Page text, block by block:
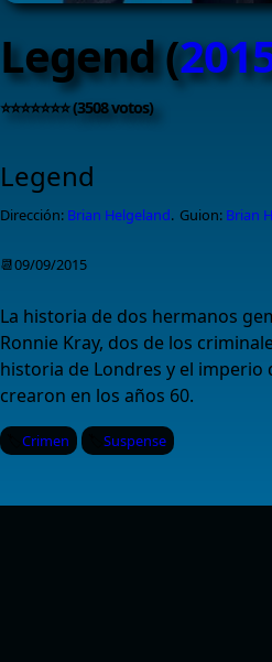
Legend (
⭐⭐⭐⭐⭐⭐⭐ (3508 votos)
Legend
Dirección: Brian Helgeland. Guion: Brian
📆09/09/2015
La historia de dos hermanos
Ronnie Kray, dos de los
historia de Londres y el
crearon en los años 60.
Crimen Suspense